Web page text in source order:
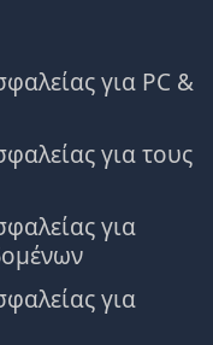
για PC &
για τους
για
για